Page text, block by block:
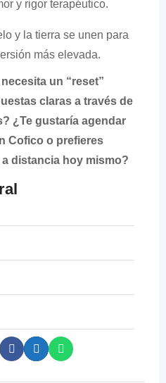
y rigor terapéutico.
y la tierra se unen para
más elevada.
un “reset”
claras a través de
¿Te gustaría agendar
Cofico o prefieres
distancia hoy mismo?